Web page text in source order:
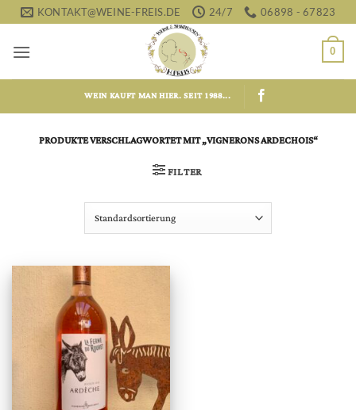
Inhalt
springen
KONTAKT@WEINE-FREIS.DE 24/7 06898 - 67823
0
WEIN KAUFT MAN HIER. SEIT 1988...
PRODUKTE VERSCHLAGWORTET MIT „VIGNERONS ARDECHOIS“
FILTER